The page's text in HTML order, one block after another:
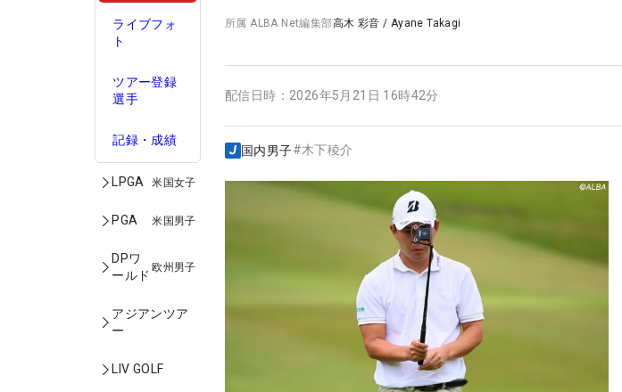
ライブフォ
ト
ツアー登録
選手
記録・成績
LPGA 米国女子
PGA 米国男子
DPワ
ールド
欧州男子
アジアンツア
ー
LIV GOLF
所属ALBA Net編集部高木 彩音 / Ayane Takagi
配信日時： 2026年5月21日 16時42分
国内男子#木下稜介